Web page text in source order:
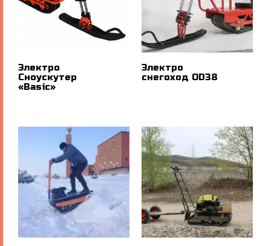
Электро
Сноускутер
«Basic»
Электро
снегоход OD38